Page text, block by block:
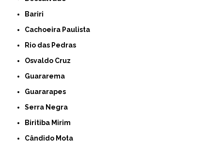
Bariri
Cachoeira Paulista
Rio das Pedras
Osvaldo Cruz
Guararema
Guararapes
Serra Negra
Biritiba Mirim
Cândido Mota